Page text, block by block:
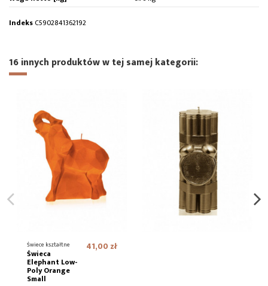
IndeksC5902841362192
16 innych produktów w tej samej kategorii:
Świece kształtne
Świeca
Elephant Low-
Poly Orange
Small
41,00 zł